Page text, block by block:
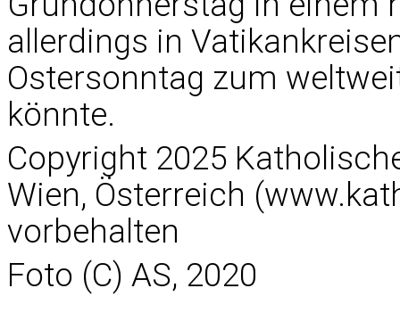
allerdings in
Ostersonntag zum
könnte.
Copyright 2025
Wien, Österreich
vorbehalten
Foto (C) AS, 2020